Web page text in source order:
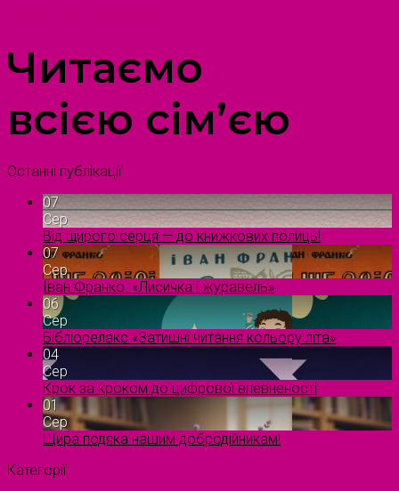
Читаємо
всією сім’єю
Останні публікації
07
Сер
Від щирого серця — до книжкових полиць!
07
Сер
Іван Франко. «Лисичка і журавель»
06
Сер
Бібліорелакс «Затишні читання кольору літа»
04
Сер
Крок за кроком до цифрової впевненості
01
Сер
Щира подяка нашим добродійникам!
Категорії